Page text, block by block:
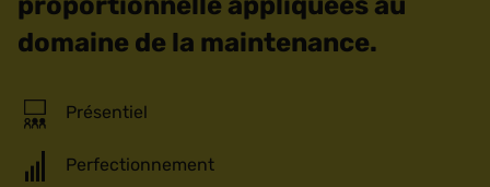
domaine de la maintenance.
Présentiel
Perfectionnement